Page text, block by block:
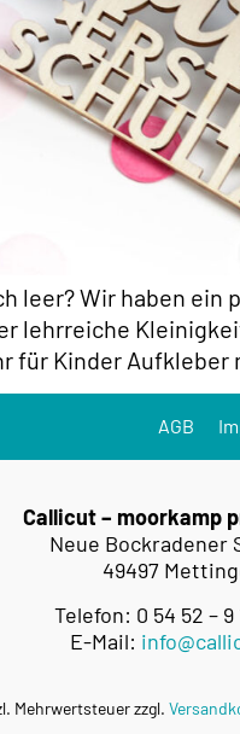
leer? Wir haben
lehrreiche
für Kinder
AGB
Callicut – moorkamp
Neue Bockradener
49497
Telefon: 0 54 52 – 9
E-Mail:
Mehrwertsteuer zzgl.